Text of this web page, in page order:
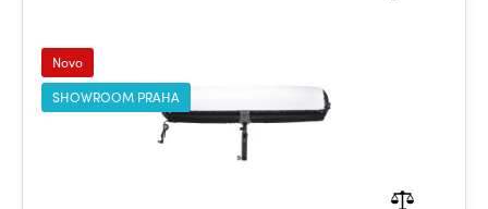
Novo
SHOWROOM PRAHA